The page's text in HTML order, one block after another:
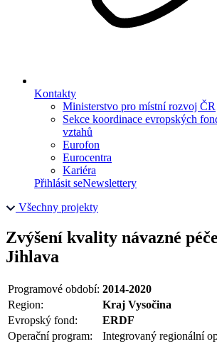
Kontakty
Ministerstvo pro místní rozvoj ČR
Sekce koordinace evropských
vztahů
Eurofon
Eurocentra
Kariéra
Přihlásit seNewslettery
Všechny projekty
Zvýšení kvality návazné
Jihlava
Programové období: 2014-2020
Region:
Kraj Vysočina
Evropský fond:
ERDF
Operační program:
Integrovaný regionální